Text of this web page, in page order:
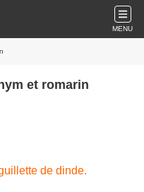
MENU
et romarin
de dinde.